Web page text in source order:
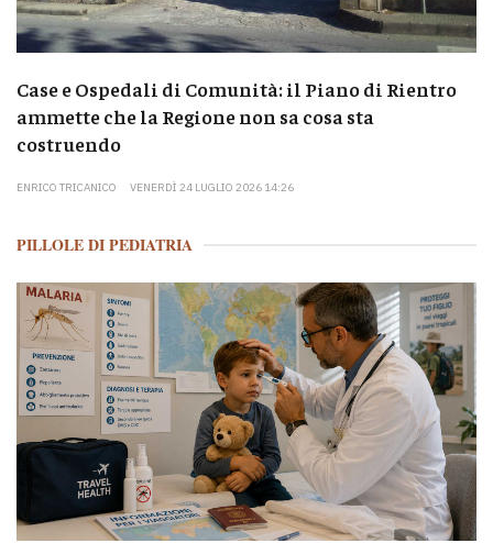
Case e Ospedali di Comunità: il Piano di Rientro
ammette che la Regione non sa cosa sta
costruendo
ENRICO TRICANICO VENERDÌ 24 LUGLIO 2026 14:26
PILLOLE DI PEDIATRIA